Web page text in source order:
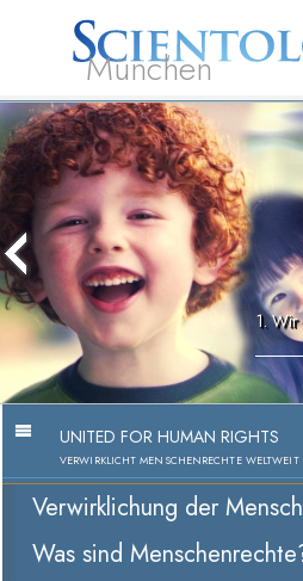
München
L. Ron
Hubbard
Was ist
Scientology?
1. Wir
UNITED FOR HUMAN RIGHTS
VERWIRKLICHT MENSCHENRECHTE WELTWEIT
Verwirklichung der
Was sind